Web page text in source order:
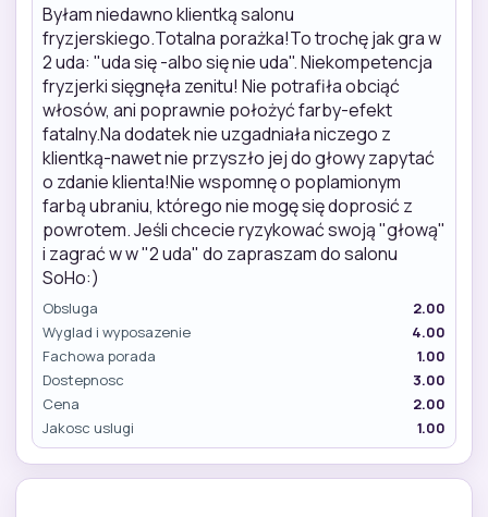
Byłam niedawno klientką salonu
fryzjerskiego.Totalna porażka!To trochę jak gra w
2 uda: "uda się -albo się nie uda". Niekompetencja
fryzjerki sięgnęła zenitu! Nie potrafiła obciąć
włosów, ani poprawnie położyć farby-efekt
fatalny.Na dodatek nie uzgadniała niczego z
klientką-nawet nie przyszło jej do głowy zapytać
o zdanie klienta!Nie wspomnę o poplamionym
farbą ubraniu, którego nie mogę się doprosić z
powrotem. Jeśli chcecie ryzykować swoją "głową"
i zagrać w w "2 uda" do zapraszam do salonu
SoHo:)
Obsluga
2.00
Wyglad i wyposazenie
4.00
Fachowa porada
1.00
Dostepnosc
3.00
Cena
2.00
Jakosc uslugi
1.00